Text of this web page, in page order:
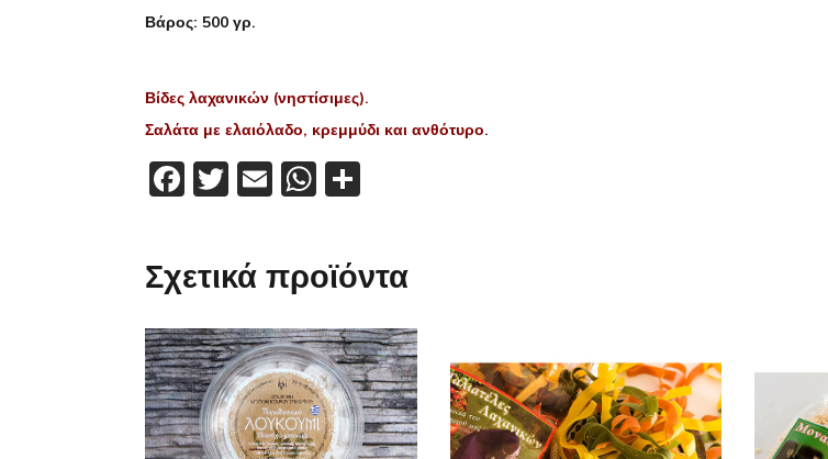
Βάρος: 500 γρ.
Βίδες λαχανικών (νηστίσιμες).
Σαλάτα με ελαιόλαδο, κρεμμύδι και ανθότυρο.
Facebook
TwitterEmailWhatsApp
Σχετικά προϊόντα